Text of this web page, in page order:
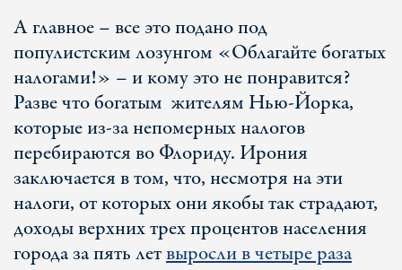
А главное – все это подано под
популистским лозунгом «Облагайте богатых
налогами!» – и кому это не понравится?
Разве что богатым жителям Нью-Йорка,
которые из-за непомерных налогов
перебираются во Флориду. Ирония
заключается в том, что, несмотря на эти
налоги, от которых они якобы так страдают,
доходы верхних трех процентов населения
города за пять летвыросли в четыре раза